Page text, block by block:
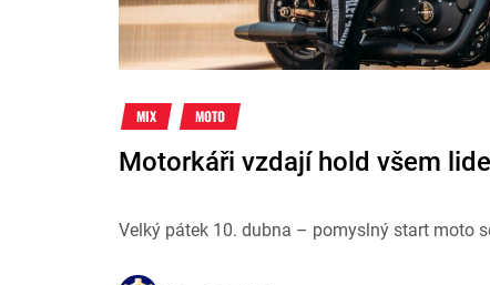
MIX MOTO
Motorkáři vzdají hold všem
Velký pátek 10. dubna – pomyslný start moto